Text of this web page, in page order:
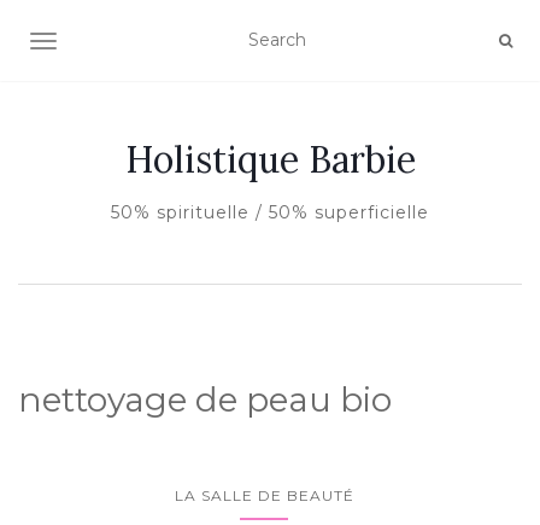
AFFICHER/MASQUER LA NAVIGATION
Holistique Barbie
50% spirituelle / 50% superficielle
nettoyage de peau bio
LA SALLE DE BEAUTÉ